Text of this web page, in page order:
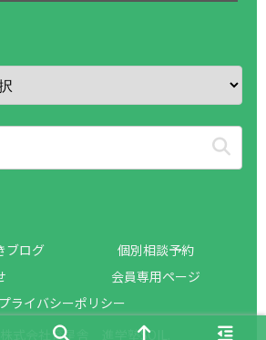
ブログ
個別相談予約
会員専用ページ
プライバシーポリシー
株式会社育星舎 進学塾SOIL.